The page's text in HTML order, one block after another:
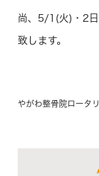
尚、5/1(火)・2
致します。
やがわ整骨院ロータ